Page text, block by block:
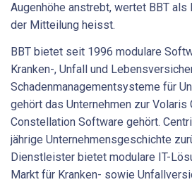
Augenhöhe anstrebt, wertet BBT
der Mitteilung heisst.
BBT bietet seit 1996 modulare
Kranken-, Unfall und
Schadenmanagementsysteme für
gehört das Unternehmen zur Volaris
Constellation Software gehört.
jährige Unternehmensgeschichte
Dienstleister bietet modulare IT-
Markt für Kranken- sowie